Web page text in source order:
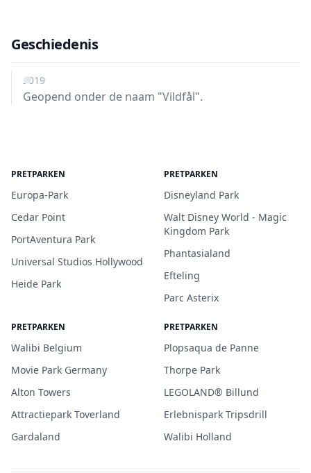
Geschiedenis
2019
Geopend onder de naam "Vildfål".
PRETPARKEN
Europa-Park
Cedar Point
PortAventura Park
Universal Studios Hollywood
Heide Park
PRETPARKEN
Disneyland Park
Walt Disney World - Magic
Kingdom Park
Phantasialand
Efteling
Parc Asterix
PRETPARKEN
Walibi Belgium
Movie Park Germany
Alton Towers
Attractiepark Toverland
Gardaland
PRETPARKEN
Plopsaqua de Panne
Thorpe Park
LEGOLAND® Billund
Erlebnispark Tripsdrill
Walibi Holland